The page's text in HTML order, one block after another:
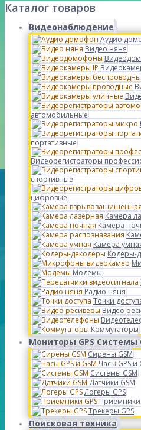
Каталог товаров
Видеонаблюдение
Аудио
Видео няня
автомобильные
портативные
Видеорегистраторы
спортивные
цифровые
Камера
Камера
Камера
Кодеры-
Модемы
Радио няня
Точки
Видео
Коммутаторы
Мониторы GPS Системы
Сирены GSM
Часы GPS и
Системы GSM
Датчики GSM
Логеры GPS
Приёмники
Трекеры GPS
Поисковая техника